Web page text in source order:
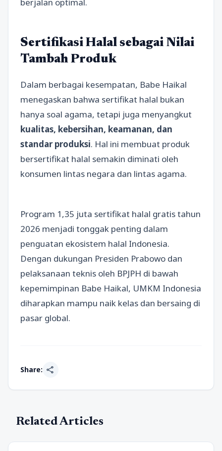
berjalan optimal.
Sertifikasi Halal sebagai Nilai
Tambah Produk
Dalam berbagai kesempatan, Babe Haikal
menegaskan bahwa sertifikat halal bukan
hanya soal agama, tetapi juga menyangkut
kualitas, kebersihan, keamanan, dan
standar produksi. Hal ini membuat produk
bersertifikat halal semakin diminati oleh
konsumen lintas negara dan lintas agama.
Program 1,35 juta sertifikat halal gratis tahun
2026 menjadi tonggak penting dalam
penguatan ekosistem halal Indonesia.
Dengan dukungan Presiden Prabowo dan
pelaksanaan teknis oleh BPJPH di bawah
kepemimpinan Babe Haikal, UMKM Indonesia
diharapkan mampu naik kelas dan bersaing di
pasar global.
Share: share
Related Articles